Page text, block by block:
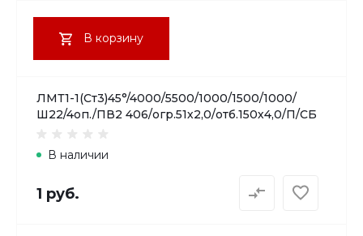
В корзину
ЛМТ1-1(Ст3)45°/4000/5500/1000/1500/1000/
Ш22/4оп./ПВ2 406/огр.51х2,0/отб.150х4,0/П/СБ
В наличии
1 руб.